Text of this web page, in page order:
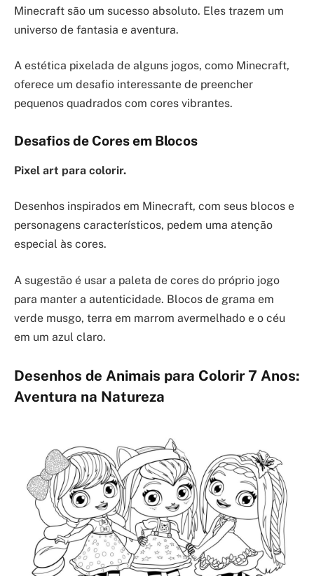
Minecraft são um sucesso absoluto. Eles trazem um
universo de fantasia e aventura.
A estética pixelada de alguns jogos, como Minecraft,
oferece um desafio interessante de preencher
pequenos quadrados com cores vibrantes.
Desafios de Cores em Blocos
Pixel art para colorir.
Desenhos inspirados em Minecraft, com seus blocos e
personagens característicos, pedem uma atenção
especial às cores.
A sugestão é usar a paleta de cores do próprio jogo
para manter a autenticidade. Blocos de grama em
verde musgo, terra em marrom avermelhado e o céu
em um azul claro.
Desenhos de Animais para Colorir 7 Anos:
Aventura na Natureza